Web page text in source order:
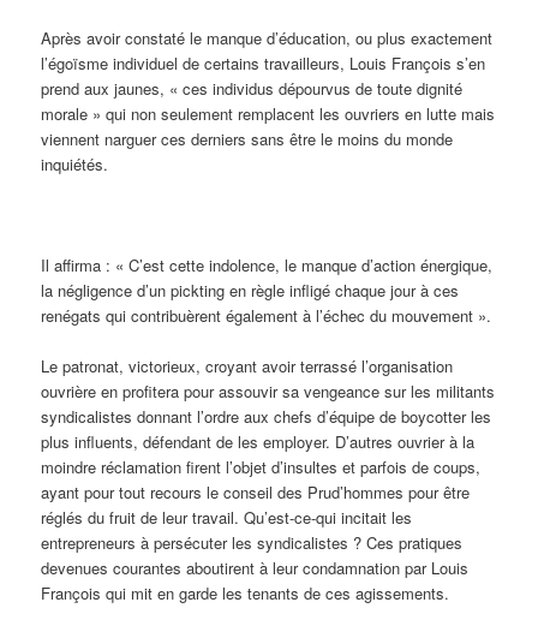
Après avoir constaté le manque d’éducation, ou plus exactement
l’égoïsme individuel de certains travailleurs, Louis François s’en
prend aux jaunes, « ces individus dépourvus de toute dignité
morale » qui non seulement remplacent les ouvriers en lutte mais
viennent narguer ces derniers sans être le moins du monde
inquiétés.
Il affirma : « C’est cette indolence, le manque d’action énergique,
la négligence d’un pickting en règle infligé chaque jour à ces
renégats qui contribuèrent également à l’échec du mouvement ».
Le patronat, victorieux, croyant avoir terrassé l’organisation
ouvrière en profitera pour assouvir sa vengeance sur les militants
syndicalistes donnant l’ordre aux chefs d’équipe de boycotter les
plus influents, défendant de les employer. D’autres ouvrier à la
moindre réclamation firent l’objet d’insultes et parfois de coups,
ayant pour tout recours le conseil des Prud’hommes pour être
réglés du fruit de leur travail. Qu’est-ce-qui incitait les
entrepreneurs à persécuter les syndicalistes ? Ces pratiques
devenues courantes aboutirent à leur condamnation par Louis
François qui mit en garde les tenants de ces agissements.